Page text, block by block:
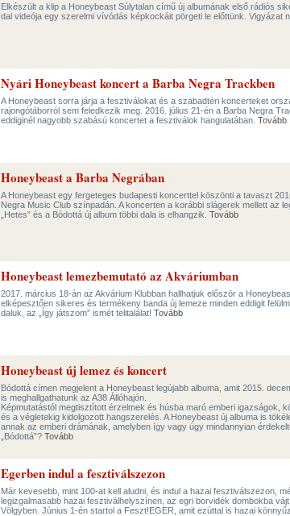
Elkészült a klip a Honeybeast Súlytalan című új albumának első rádiós
dal videója egy szerelmi vívódás képkockáit pörgeti le előttünk. Vigyázat
Nyári Honeybeast koncert a Barba Negra Trackben
A Honeybeast sorra járja a fesztiválokat és a szabadtéri koncerteket
rajongótáborról sem feledkezik meg. 2016. július 21-én a Barba Negra
eddiginél nagyobb szabású koncertet a fesztiválok hangulatában. Tovább
Honeybeast a Barba Negrában
A Honeybeast egy fergeteges budapesti koncerttel köszönti a tavaszt
Negra Music Club színpadán. A koncerten a korábbi slágerek mellett az
„Hetes” és a Bódottá új album többi dala is elhangzik. Tovább
Honeybeast lemezbemutató az Akváriumban
2017. március 18-án az Akvárium Klubban hallhatjuk először a
elképesztően sikeres és termékeny banda új lemeze minden eddigit
daluk, az „Így játszom” ismét telitalálat! Tovább
Honeybeast új lemez és koncert
Bódottá címen megjelent a Honeybeast legújabb albuma, amit 2015.
is meghallgathatunk az A38 Állóhajón.
Képmutatástól megtisztított érzelmek és húsba maró emberi igazságok,
és a végletekig kidolgozott hangszerelés. A Honeybeast új albuma is
annak az emberi drámának, amelyben így vagy úgy mindannyian
„Bódottá”? Tovább
Egerben indul a fesztiválszezon
Már kevesebb, mint 100-at kell aludni, és indul a hazai fesztiválszezon,
legizgalmasabb hazai fesztiválhelyszínen, az egri borvidék dombokba
Völgyben. Június 1-én startol a Feszt!EGER, amit ezúttal is hazai